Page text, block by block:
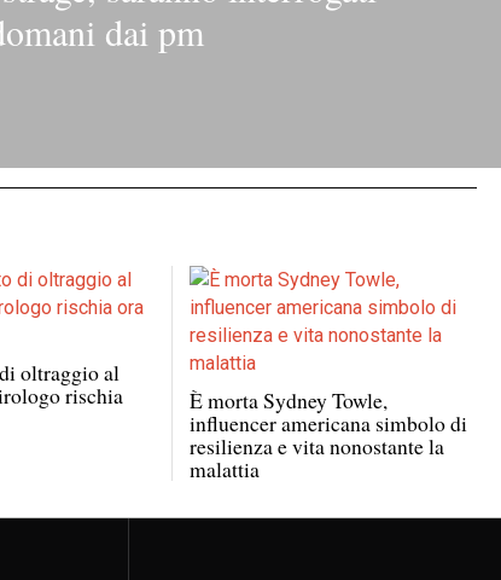
dai pm
oltraggio al
rischia È morta Sydney Towle,
influencer americana simbolo di
resilienza e vita nonostante la
malattia